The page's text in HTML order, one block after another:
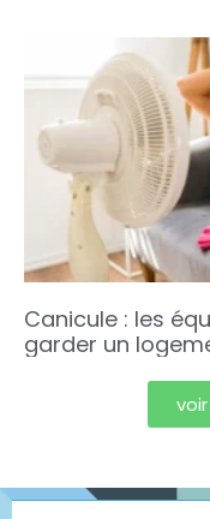
Canicule : les
garder un